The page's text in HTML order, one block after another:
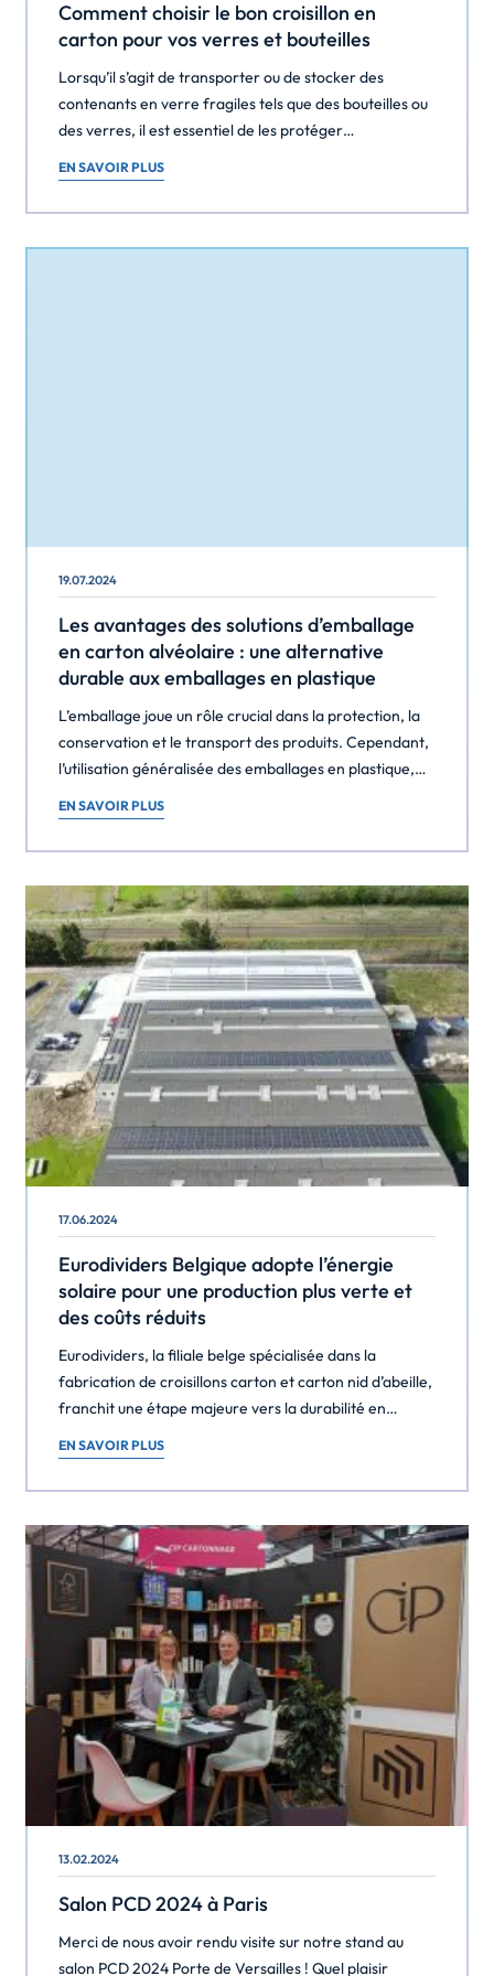
Comment choisir le bon croisillon en
carton pour vos verres et bouteilles
Lorsqu’il s’agit de transporter ou de stocker des
contenants en verre fragiles tels que des bouteilles ou
des verres, il est essentiel de les protéger
qu’intervient le croisillon en carton, un accessoire
souvent indispensable pour assurer la sécurité de vos
EN SAVOIR PLUS
19.07.2024
Les avantages des solutions d’emballage
en carton alvéolaire : une alternative
durable aux emballages en plastique
L’emballage joue un rôle crucial dans la protection, la
conservation et le transport des produits. Cependant,
l’utilisation généralisée des emballages en plastique,
graves problèmes environnementaux. À cet égard, les
solutions d’emballage en carton alvéolaire se sont
Dans cet […]
EN SAVOIR PLUS
17.06.2024
Eurodividers Belgique adopte l’énergie
solaire pour une production plus verte et
des coûts réduits
Eurodividers, la filiale belge spécialisée dans la
fabrication de croisillons carton et carton nid d’abeille,
franchit une étape majeure vers la durabilité en
bâtiment. Cette initiative vise à réduire les coûts
énergétiques tout en minimisant l’impact carbone de
[…]
EN SAVOIR PLUS
13.02.2024
Salon PCD 2024 à Paris
Merci de nous avoir rendu visite sur notre stand au
salon PCD 2024 Porte de Versailles ! Quel plaisir